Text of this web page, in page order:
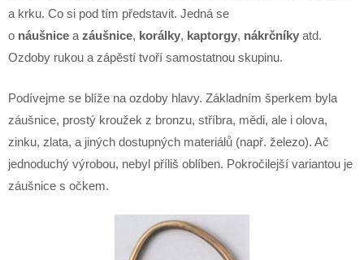
a krku. Co si pod tím představit. Jedná se
o náušnice a záušnice, korálky, kaptorgy, nákrčníky atd.
Ozdoby rukou a zápěstí tvoří samostatnou skupinu.
Podívejme se blíže na ozdoby hlavy. Základním šperkem byla
záušnice, prostý kroužek z bronzu, stříbra, mědi, ale i olova,
zinku, zlata, a jiných dostupných materiálů (např. železo). Ač
jednoduchý výrobou, nebyl příliš oblíben. Pokročilejší variantou je
záušnice s očkem.